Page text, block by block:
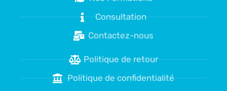
Consultation
Contactez-nous
Politique de retour
Politique de confidentialité